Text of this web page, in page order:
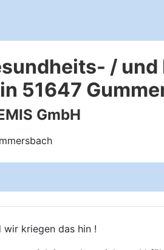
/
51647
GmbH
wir kriegen das hin !